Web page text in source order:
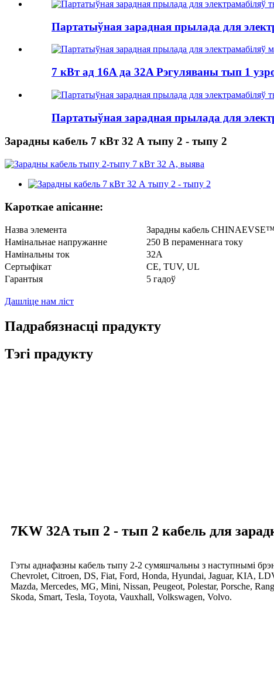
Партатыўная зарадная прылада для
7 кВт ад 16A да 32A Рэгуляваны тып 1
Партатыўная зарадная прылада для
Зарадны кабель 7 кВт 32 А тыпу 2 - тыпу 2
Кароткае апісанне:
Назва элемента
Зарадны кабель
Намінальнае напружанне
250 В пераменнага току
Намінальны ток
32А
Сертыфікат
CE, TUV, UL
Гарантыя
5 гадоў
Дашліце нам ліст
Падрабязнасці прадукту
Тэгі прадукту
7KW 32A тып 2 - тып 2 кабель для
Гэты аднафазны кабель тыпу 2-2 сумяшчальны з наступнымі
Chevrolet, Citroen, DS, Fiat, Ford, Honda, Hyundai, Jaguar, KIA,
Mazda, Mercedes, MG, Mini, Nissan, Peugeot, Polestar, Porsche,
Skoda, Smart, Tesla, Toyota, Vauxhall, Volkswagen, Volvo.